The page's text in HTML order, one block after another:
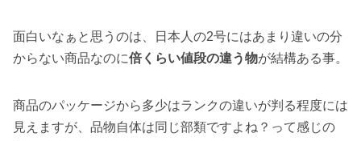
面白いなぁと思うのは、日本人の2号にはあまり違いの分
からない商品なのに倍くらい値段の違う物が結構ある事。
商品のパッケージから多少はランクの違いが判る程度には
見えますが、品物自体は同じ部類ですよね？って感じの